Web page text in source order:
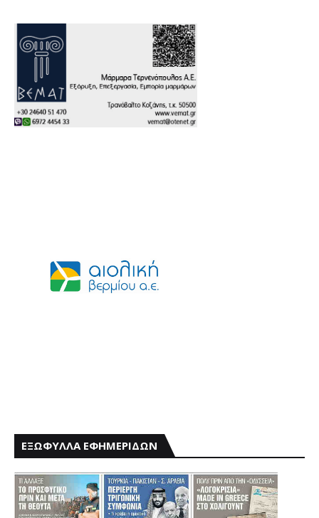
ΕΞΩΦΥΛΛΑ ΕΦΗΜΕΡΙΔΩΝ